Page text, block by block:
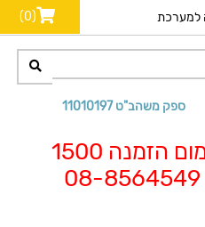
למערכת (0)
ספק משהב"ט 11010197
שים לב! מינימום הזמנה 1500